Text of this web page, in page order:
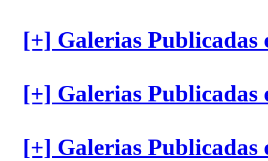
[+] Galerias Publicadas
[+] Galerias Publicadas
[+] Galerias Publicadas